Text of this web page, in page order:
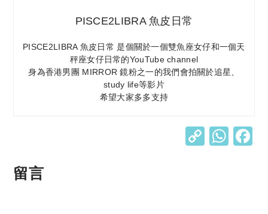
PISCE2LIBRA 魚皮日常
PISCE2LIBRA 魚皮日常 是個關於一個雙魚座女仔和一個天
秤座女仔日常的YouTube channel
身為香港男團 MIRROR 鏡粉之一的我們會拍關於追星、
study life等影片
希望大家多多支持
C W
留言